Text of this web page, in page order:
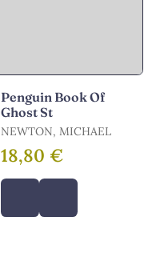
Penguin Book Of
Ghost St
NEWTON, MICHAEL
18,80 €